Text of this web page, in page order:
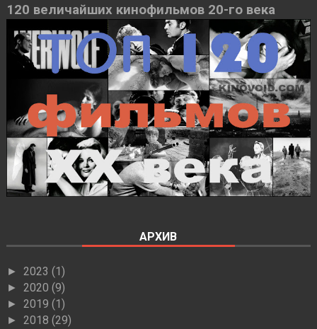
120 величайших кинофильмов 20-го века
АРХИВ
► 2023 (1)
► 2020 (9)
► 2019 (1)
► 2018 (29)